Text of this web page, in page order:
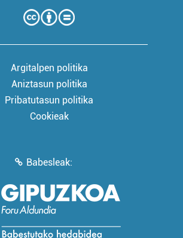
Argitalpen politika
Aniztasun politika
Pribatutasun politika
Cookieak
Babesleak: